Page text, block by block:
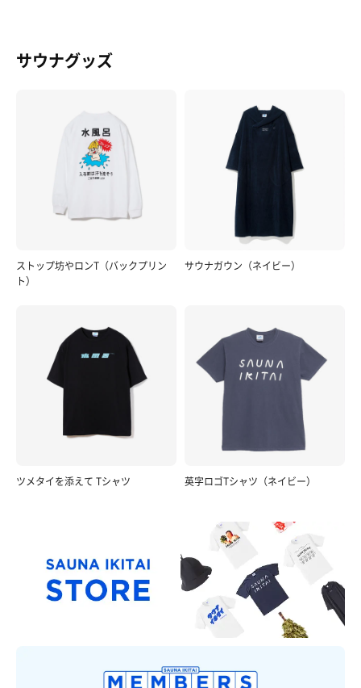
サウナグッズ
ストップ坊やロンT（バックプリン
ト）
サウナガウン（ネイビー）
ツメタイを添えて Tシャツ 英字ロゴTシャツ（ネイビー）